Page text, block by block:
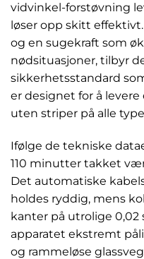
vidvinkel-forstøvning
løser opp skitt
og en sugekraft som
nødsituasjoner, tilbyr
sikkerhetsstandard
er designet for å
uten striper på alle
Ifølge de tekniske
110 minutter takket
Det automatiske
holdes ryddig, mens
kanter på utrolige
apparatet ekstremt
og rammeløse